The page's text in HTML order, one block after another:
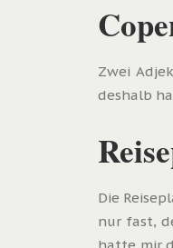
Zwei
deshalb
Die
nur fast,